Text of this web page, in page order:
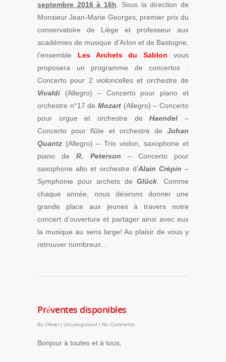
septembre 2016 à 16h . Sous la direction de
Monsieur Jean-Marie Georges, premier prix du
conservatoire de Liège et professeur aux
académies de musique d’Arlon et de Bastogne,
l’ensemble Les Archets du Sablon vous
proposera un programme de concertos :
Concerto pour 2 violoncelles et orchestre de
Vivaldi (Allegro) – Concerto pour piano et
orchestre n°17 de Mozart (Allegro) – Concerto
pour orgue et orchestre deHaendel –
Concerto pour flûte et orchestre de Johan
Quantz (Allegro) – Trio violon, saxophone et
piano deR. Peterson – Concerto pour
saxophone alto et orchestre d’Alain Crépin –
Symphonie pour archets deGlück . Comme
chaque année, nous désirons donner une
grande place aux jeunes à travers notre
concert d’ouverture et partager ainsi avec eux
la musique au sens large! Au plaisir de vous y
retrouver nombreux…
Préventes disponibles
By Olivier | Uncategorized | No Comments
Bonjour à toutes et à tous,